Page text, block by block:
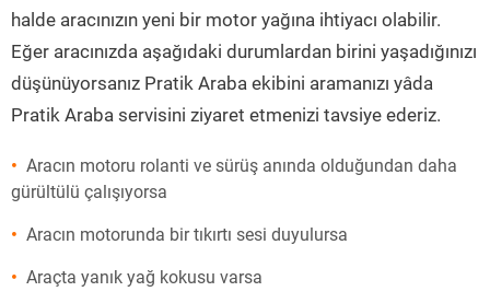
halde aracınızın yeni bir motor yağına ihtiyacı olabilir.
Eğer aracınızda aşağıdaki durumlardan birini yaşadığınızı
düşünüyorsanız Pratik Araba ekibini aramanızı yâda
Pratik Araba servisini ziyaret etmenizi tavsiye ederiz.
Aracın motoru rolanti ve sürüş anında olduğundan daha
gürültülü çalışıyorsa
Aracın motorunda bir tıkırtı sesi duyulursa
Araçta yanık yağ kokusu varsa